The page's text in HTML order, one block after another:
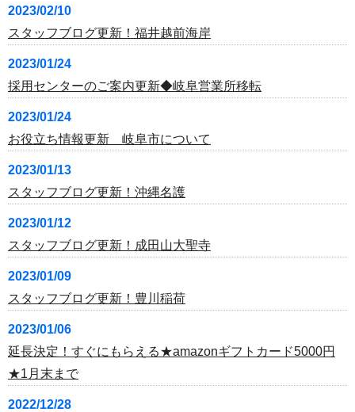
2023/02/10
スタッフブログ更新！福井越前海岸
2023/01/24
採用センターのご案内更新◆岐阜営業所移転
2023/01/24
お役立ち情報更新 岐阜市について
2023/01/13
スタッフブログ更新！沖縄名護
2023/01/12
スタッフブログ更新！成田山大聖寺
2023/01/09
スタッフブログ更新！豊川稲荷
2023/01/06
延長決定！すぐにもらえる★amazonギフトカード5000円
★1月末まで
2022/12/28